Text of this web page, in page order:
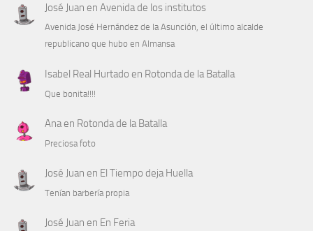
José Juan en Avenida de los institutos
Avenida José Hernández de la Asunción, el último alcalde
republicano que hubo en Almansa
Isabel Real Hurtado en Rotonda de la Batalla
Que bonita!!!!
Anaen Rotonda de la Batalla
Preciosa foto
José Juan en El Tiempo deja Huella
Tenían barbería propia
José Juan en En Feria